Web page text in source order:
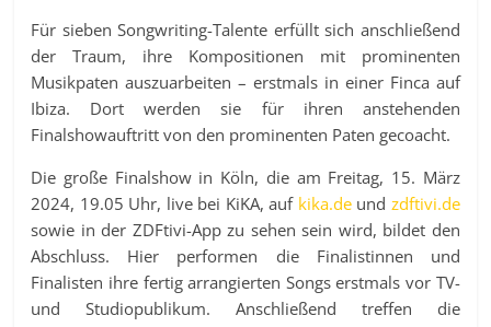
Für sieben Songwriting-Talente erfüllt sich anschließend
der Traum, ihre Kompositionen mit prominenten
Musikpaten auszuarbeiten – erstmals in einer Finca auf
Ibiza. Dort werden sie für ihren anstehenden
Finalshowauftritt von den prominenten Paten gecoacht.
Die große Finalshow in Köln, die am Freitag, 15. März
2024, 19.05 Uhr, live bei KiKA, auf kika.deund zdftivi.de
sowie in der ZDFtivi-App zu sehen sein wird, bildet den
Abschluss. Hier performen die Finalistinnen und
Finalisten ihre fertig arrangierten Songs erstmals vor TV-
und Studiopublikum. Anschließend treffen die